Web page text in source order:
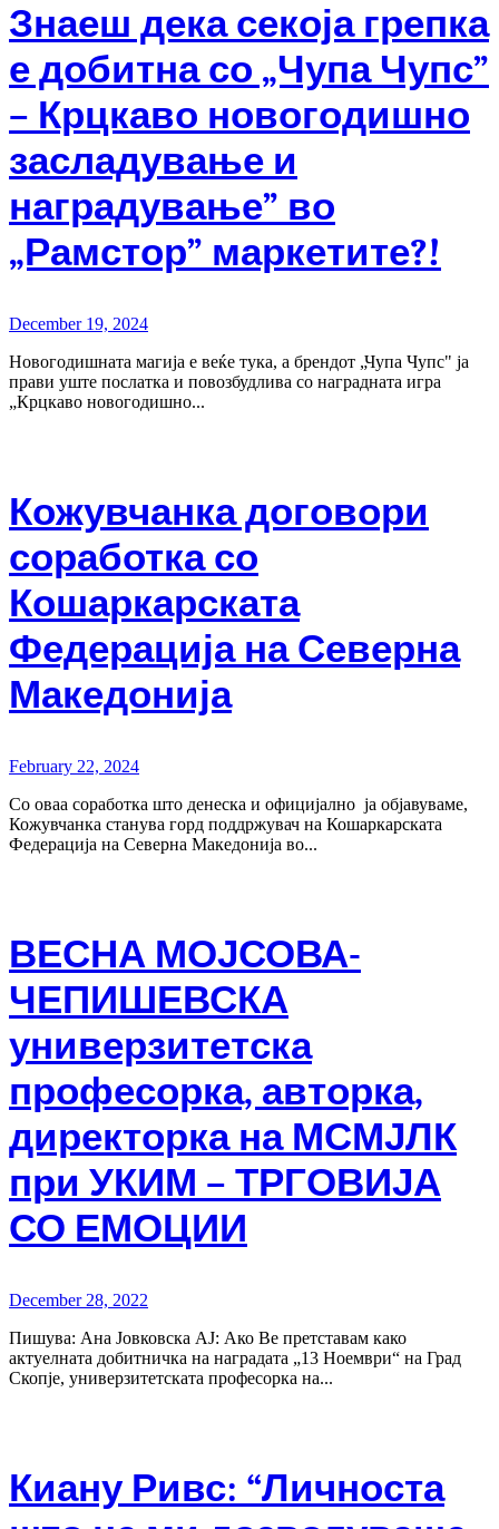
Знаеш дека секоја грепка
е добитна со „Чупа Чупс”
– Крцкаво новогодишно
засладување и
наградување” во
„Рамстор” маркетите?!
December 19, 2024
Новогодишната магија е веќе тука, а брендот „Чупа Чупс" ја
прави уште послатка и повозбудлива со наградната игра
„Крцкаво новогодишно...
Кожувчанка договори
соработка со
Кошаркарската
Федерација на Северна
Македонија
February 22, 2024
Со оваа соработка што денеска и официјално ја објавуваме,
Кожувчанка станува горд поддржувач на Кошаркарската
Федерација на Северна Македонија во...
ВЕСНА МОЈСОВА-
ЧЕПИШЕВСКА
универзитетска
професорка, авторка,
директорка на МСМЈЛК
при УКИМ – ТРГОВИЈА
СО ЕМОЦИИ
December 28, 2022
Пишува: Ана Јовковска AJ: Ако Ве претставам како
актуелната добитничка на наградата „13 Ноември“ на Град
Скопје, универзитетската професорка на...
Киану Ривс: “Личноста